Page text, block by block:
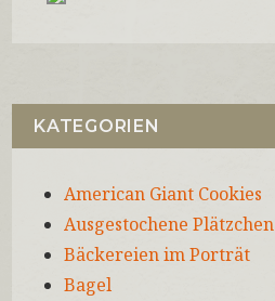
KATEGORIEN
American Giant Cookies
Ausgestochene Plätzchen
Bäckereien im Porträt
Bagel